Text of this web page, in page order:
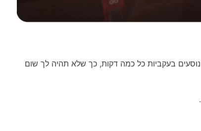
נוסעים בעקביות כל כמה דקות, כך שלא תהיה לך שום